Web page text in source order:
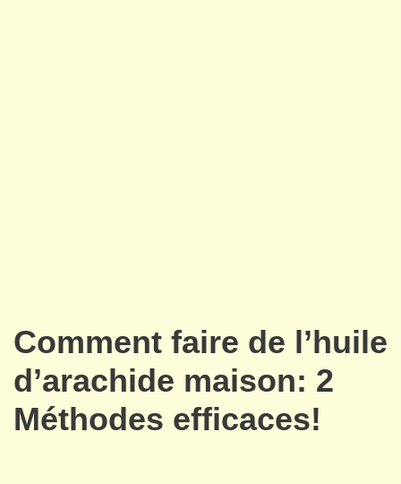
Comment faire de l’huile
d’arachide maison: 2
Méthodes efficaces!